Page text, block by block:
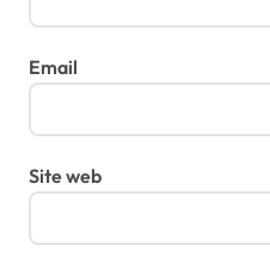
Email
Site web